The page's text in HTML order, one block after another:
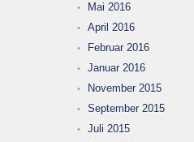
Mai 2016
April 2016
Februar 2016
Januar 2016
November 2015
September 2015
Juli 2015